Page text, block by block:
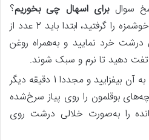
سوالبرای اسهال چی بخوریم؟
تصمیم به تهیه این غذا خوشمزه را گرفتید، ابتدا باید 2 عدد از
درشت خرد نمایید و به‌همراه روغن
دهید تا نرم و سبک شوند.
در ادامه مقداری زردچوبه به آن بیفزایید و مجددا 1 دقیقه دیگر
بوقلمون را روی پیاز سرخ‌شده
را به‌صورت خلالی درشت روی